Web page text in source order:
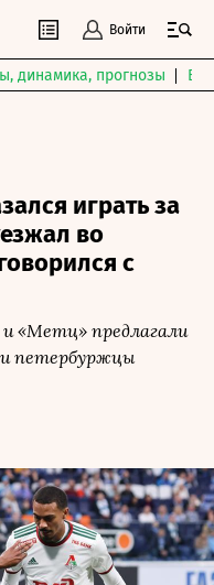
Войти
динамика, прогнозы
играть за
во
с
«Метц» предлагали
петербуржцы